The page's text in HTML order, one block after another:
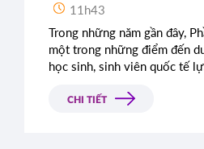
TRIỂN TOÀN CẦU
11h43
Trong những năm gần đây,
một trong những điểm đến
học sinh, sinh viên quốc tế
quốc gia Bắc Âu này còn
CHI TIẾT